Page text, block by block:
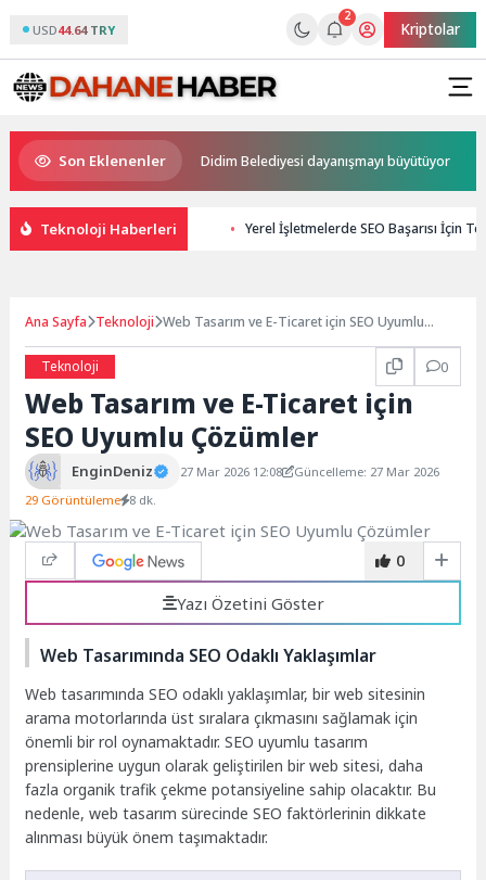
USD44.64 TRY
2
Kriptolar
Son Eklenenler
buldu Didim Belediyesi dayanışmayı büyütüyor
Teknoloji Haberleri Yerel İşletmelerde SEO Başarısı İçin
Ana Sayfa Teknoloji Web Tasarım ve E-Ticaret için SEO Uyumlu
Teknoloji
0
Web Tasarım ve E-Ticaret için
SEO Uyumlu Çözümler
EnginDeniz 27 Mar 2026 12:08
Güncelleme: 27 Mar 2026
29 Görüntüleme 8 dk.
0
Yazı Özetini Göster
Web Tasarımında SEO Odaklı Yaklaşımlar
Web tasarımında SEO odaklı yaklaşımlar, bir web sitesinin
arama motorlarında üst sıralara çıkmasını sağlamak için
önemli bir rol oynamaktadır. SEO uyumlu tasarım
prensiplerine uygun olarak geliştirilen bir web sitesi, daha
fazla organik trafik çekme potansiyeline sahip olacaktır. Bu
nedenle, web tasarım sürecinde SEO faktörlerinin dikkate
alınması büyük önem taşımaktadır.